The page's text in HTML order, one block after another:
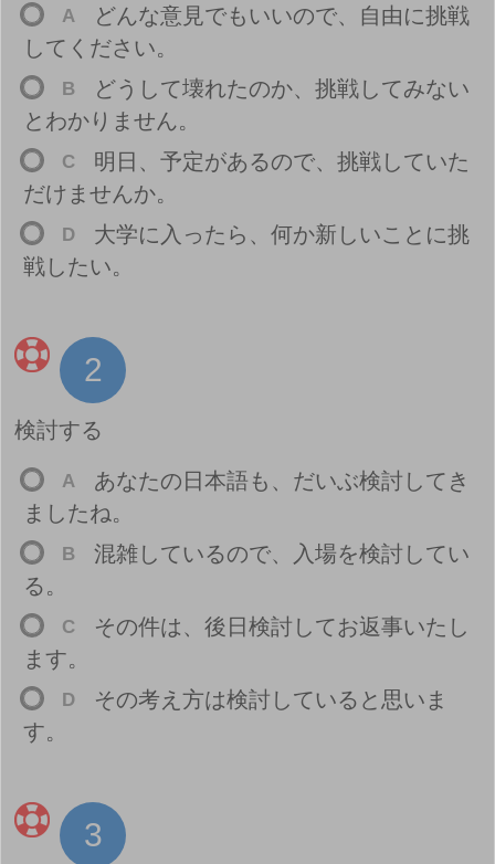
A どんな意 見でもいいので、 自由に挑戦
してください。
B どうして壊れたのか、 挑戦してみない
とわかりません。
C 明 日 、 予定があるので、 挑戦していた
だけませんか。
D 大学に 入 ったら、 何か新 しいことに挑
戦したい。
2
検討する
A あなたの 日 本語 も、だいぶ検討 してき
ましたね。
B 混雑しているので、 入場を検討 してい
る。
C その件は、 後 日 検討 してお返事いたし
ます。
D その考え 方は検討 していると 思いま
す。
3